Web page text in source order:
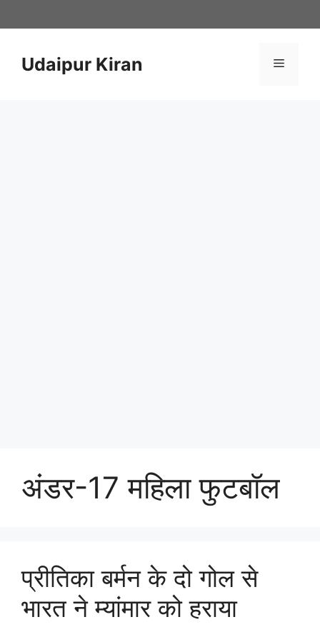
to
Udaipur Kiran Menu
अंडर-17 महिला फुटबॉल
प्रीतिका बर्मन के दो गोल से
भारत ने म्यांमार को हराया